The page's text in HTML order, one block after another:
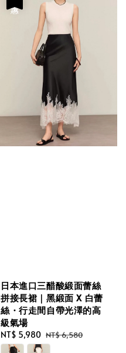
日本進口三醋酸緞面蕾絲
拼接長裙｜黑緞面 X 白蕾
絲・行走間自帶光澤的高
級氣場
Sale
price
NT$ 5,980 Regular
price
NT$ 6,580